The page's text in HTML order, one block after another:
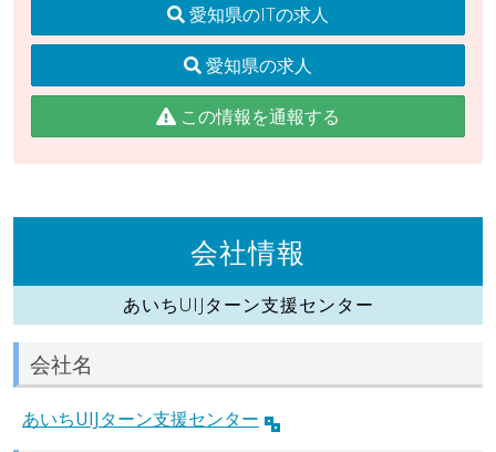
愛知県のITの求人
愛知県の求人
この情報を通報する
会社情報
あいちUIJターン支援センター
会社名
あいちUIJターン支援センター